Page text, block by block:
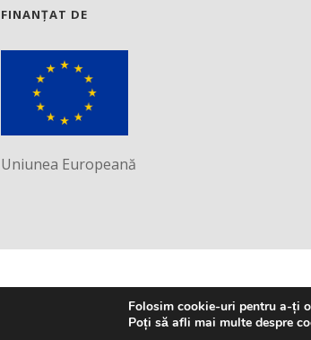
FINANȚAT DE
Uniunea Europeană
Folosim cookie-uri pentru a-ți
Poți să afli mai multe despre